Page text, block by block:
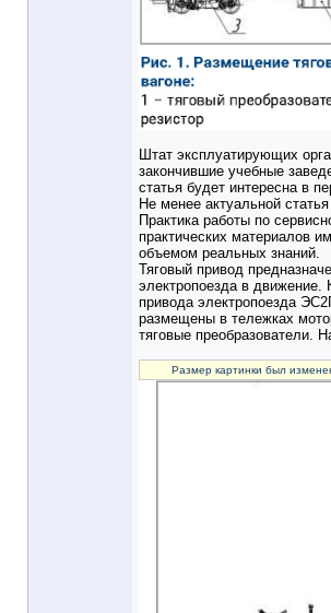
Штат эксплуатирующих
закончившие учебные
статья будет интересна в
Не менее актуальной
Практика работы по
практических материалов
объемом реальных знаний.
Тяговый привод
электропоезда в движение.
привода электропоезда
размещены в тележках
тяговые преобразователи.
Размер картинки был